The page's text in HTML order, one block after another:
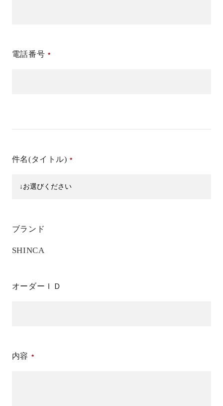
電話番号
件名(タイトル)
ブランド
SHINCA
オーダーＩＤ
内容